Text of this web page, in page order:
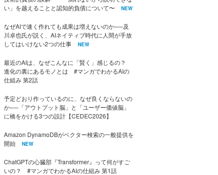
い」を越えることと認知的負債について〜
NEW
なぜAIで速く作れても成果は増えないのか──及
川卓也氏が説く、AIネイティブ時代に人間が手放
してはいけない2つの仕事
NEW
最近のAIは、なぜこんなに「賢く」感じるの？
進化の裏にあるモノとは #マンガでわかるAIの
仕組み 第2話
予定どおり作っているのに、なぜ良くならないの
か──「アウトプット脳」と「ユーザー価値脳」
に橋をかける3つの設計【CEDEC2026】
Amazon DynamoDBがベクター検索の一般提供を
開始
NEW
ChatGPTの心臓部『Transformer』って何がすご
いの？ #マンガでわかるAIの仕組み 第1話